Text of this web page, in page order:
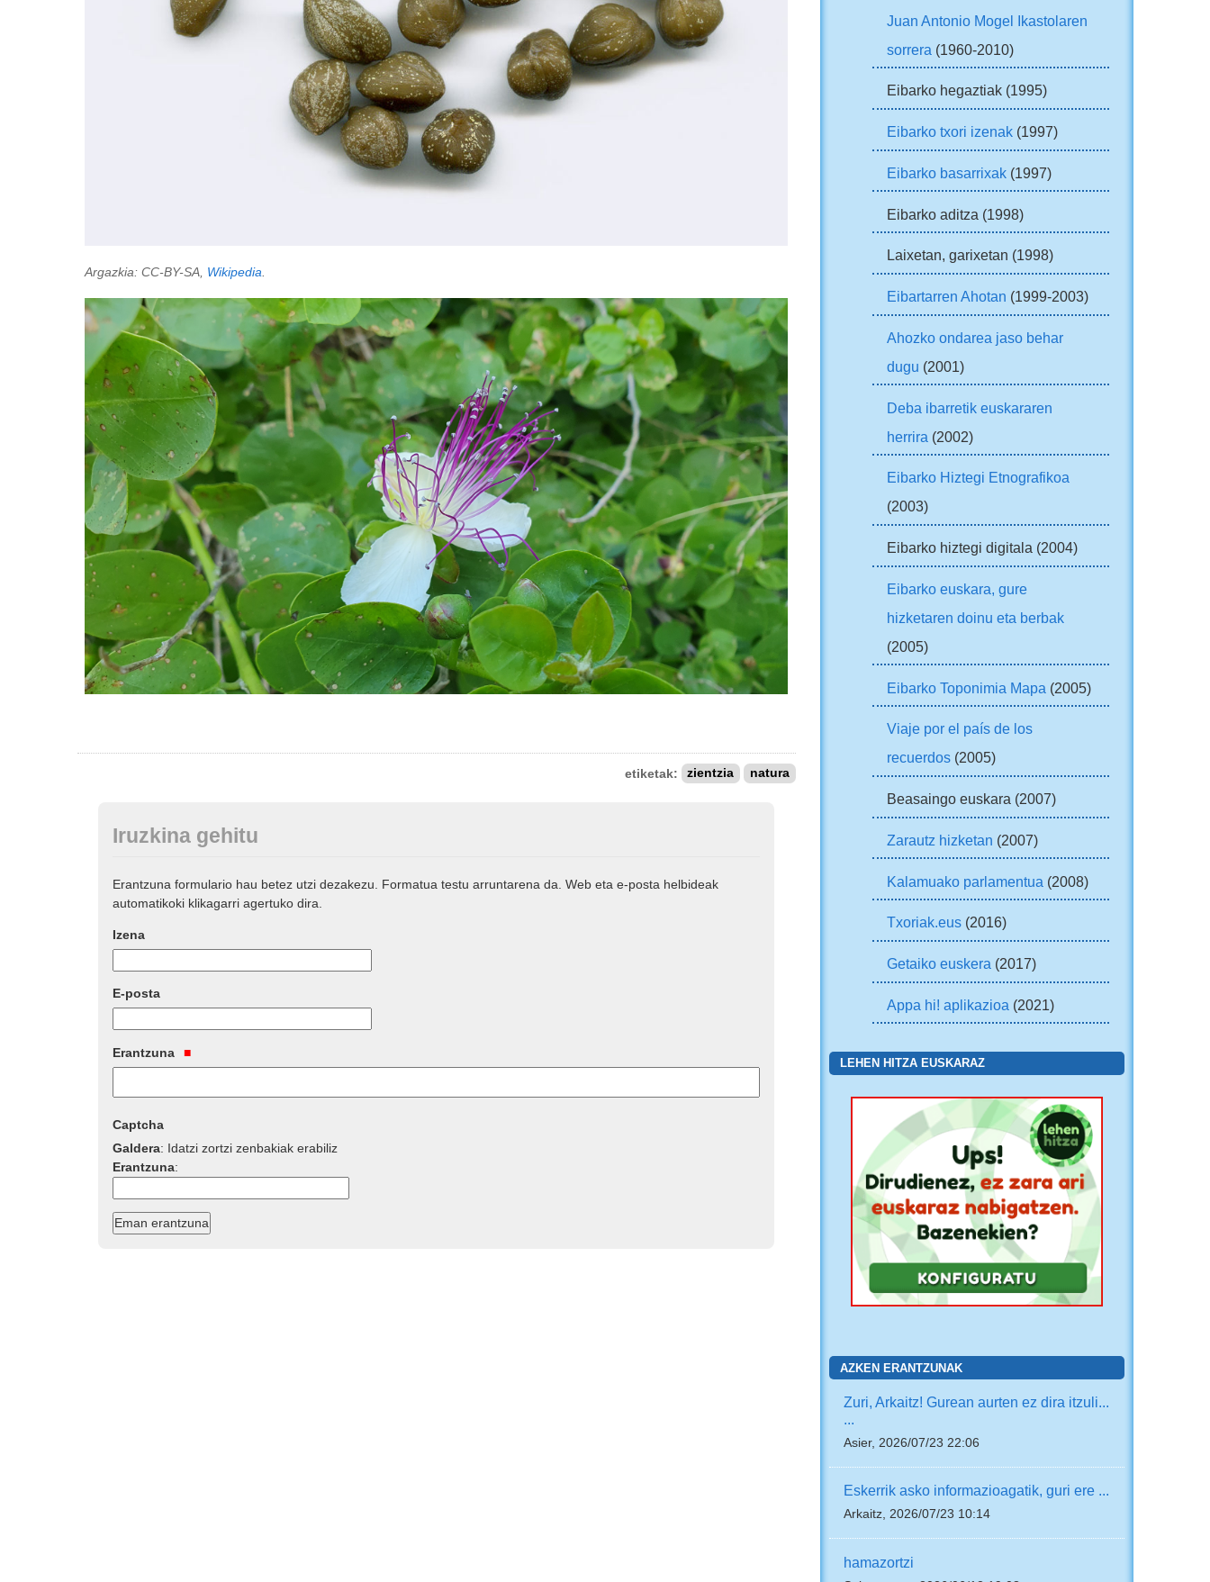
Argazkia: CC-BY-SA, Wikipedia
etiketak: zientzia natura
Iruzkina gehitu
Erantzuna formulario hau betez utzi dezakezu. Formatua testu arruntarena da. Web eta e-posta helbideak
automatikoki klikagarri agertuko dira.
Izena
E-posta
Erantzuna
Captcha
Galdera: Idatzi zortzi zenbakiak erabiliz
Erantzuna:
Juan Antonio Mogel Ikastolaren
sorrera (1960-2010)
Eibarko hegaztiak (1995)
Eibarko txori izenak (1997)
Eibarko basarrixak (1997)
Eibarko aditza (1998)
Laixetan, garixetan (1998)
Eibartarren Ahotan (1999-2003)
Ahozko ondarea jaso behar
dugu (2001)
Deba ibarretik euskararen
herrira (2002)
Eibarko Hiztegi Etnografikoa
(2003)
Eibarko hiztegi digitala (2004)
Eibarko euskara, gure
hizketaren doinu eta berbak
(2005)
Eibarko Toponimia Mapa (2005)
Viaje por el país de los
recuerdos (2005)
Beasaingo euskara (2007)
Zarautz hizketan (2007)
Kalamuako parlamentua (2008)
Txoriak.eus (2016)
Getaiko euskera (2017)
Appa hi! aplikazioa (2021)
LEHEN HITZA EUSKARAZ
AZKEN ERANTZUNAK
Zuri, Arkaitz! Gurean aurten ez dira itzuli...
...
Asier, 2026/07/23 22:06
Eskerrik asko informazioagatik, guri ere ...
Arkaitz, 2026/07/23 10:14
hamazortzi